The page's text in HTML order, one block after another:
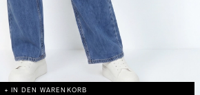
+ IN DEN WARENKORB